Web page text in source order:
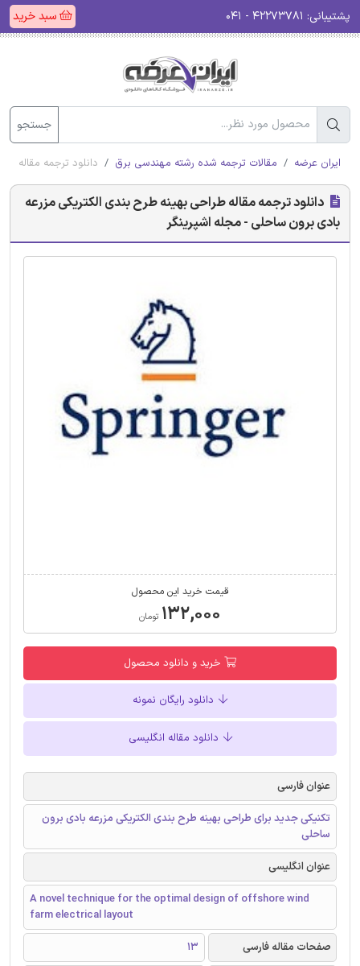
پشتیبانی: سبد خرید
جستجو
ایران عرضه مقالات ترجمه شده رشته مهندسی برق دانلود ترجمه مقاله
دانلود ترجمه مقاله طراحی بهینه طرح بندی الکتریکی مزرعه
بادی برون ساحلی - مجله اشپرینگر
قیمت خرید این محصول
۱۳۲,۰۰۰ تومان
خرید و دانلود محصول
دانلود رایگان نمونه
دانلود مقاله انگلیسی
عنوان فارسی
تکنیکی جدید برای طراحی بهینه طرح بندی الکتریکی مزرعه بادی برون
ساحلی
عنوان انگلیسی
A novel technique for the optimal design of offshore wind
farm electrical layout
صفحات مقاله فارسی
13